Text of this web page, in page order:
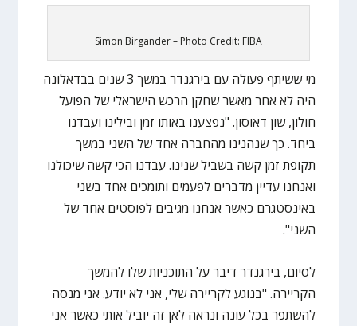
Simon Birgander – Photo Credit: FIBA
מי ששיתף פעולה עם בירגנדר במשך 3 שנים בבדאלונה
היה לא אחר מאשר שחקן הרכש הישראלי של הפועל
חולון, שון דאוסון. "נפצענו באותו זמן ובילינו ועבדנו
ביחד. כך שנהנינו מהחברה אחד של השני במשך
תקופת זמן קשה בשביל שנינו. עבדנו הכי קשה שיכולנו
ואנחנו עדיין מדברים לפעמים ותומכים אחד בשני
באינסטגרם כאשר אנחנו מגיבים לפוסטים אחד של
השני".
לסיום, בירגנדר דיבר על התוכניות שלו להמשך
הקריירה. "בנוגע לקריירה שלי, אני לא יודע. אני מנסה
להשתפר בכל עונה ונראה לאן זה יוביל אותי כאשר אני